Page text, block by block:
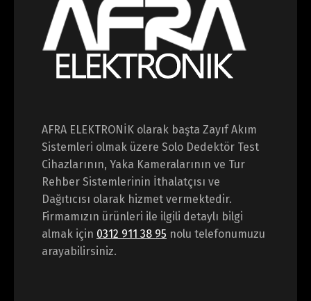
AFRA ELEKTRONİK olarak başta Zayıf Akım
Sistemleri olmak üzere Solo Dedektör Test
Cihazlarının, Yaka Kameralarının ve Tur
Rehber Sistemlerinin İthalatçısı ve
Dağıtıcısı olarak hizmet vermektedir.
Firmamızın ürünleri ile ilgili detaylı bilgi
almak için 0312 911 38 95 nolu telefonumuzu
arayabilirsiniz.